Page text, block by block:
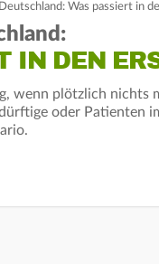
Was passiert in
IN DEN
wenn plötzlich nichts
oder Patienten